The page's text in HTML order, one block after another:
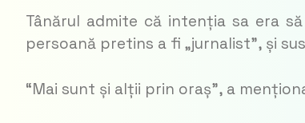
Tânărul admite că intenția sa era
persoană pretins a fi „jurnalist”, și
“Mai sunt și alții prin oraș”, a